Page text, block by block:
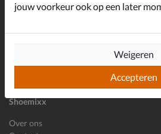
Shoemixx
Over ons
jouw voorkeur ook op een later
Accepteren
Weigeren